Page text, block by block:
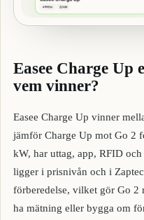
Easee Charge Up
vem vinner?
Easee Charge Up vinner
jämför Charge Up mot Go 2
kW, har uttag, app, RFID
ligger i prisnivån och i
förberedelse, vilket gör Go 2
ha mätning eller bygga om